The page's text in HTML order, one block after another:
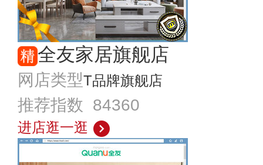
全友家居旗舰店
网店类型T品牌旗舰店
推荐指数 84360
进店逛一逛